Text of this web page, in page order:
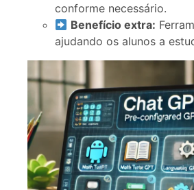
conforme necessário.
Benefício extra:
ajudando os alunos a